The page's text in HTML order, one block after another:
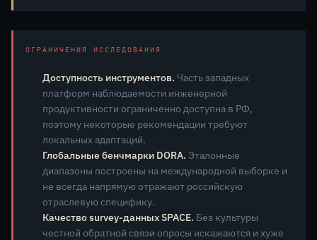
ОГРАНИЧЕНИЯ ИССЛЕДОВАНИЯ
Доступность инструментов. Часть западных
платформ наблюдаемости инженерной
продуктивности ограниченно доступна в РФ,
поэтому некоторые рекомендации требуют
локальных адаптаций.
Глобальные бенчмарки DORA. Эталонные
диапазоны построены на международной выборке и
не всегда напрямую отражают российскую
отраслевую специфику.
Качество survey-данных SPACE. Без культуры
честной обратной связи опросы искажаются и хуже